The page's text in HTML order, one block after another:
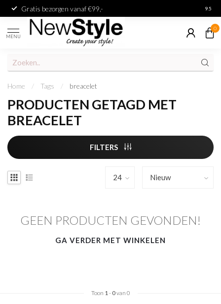
Gratis bezorgen vanaf €99,- 9.5
MENU
0
Home / Tags / breacelet
PRODUCTEN GETAGD MET
BREACELET
FILTERS
GEEN PRODUCTEN GEVONDEN!
GA VERDER MET WINKELEN
Toon 1- 0van 0